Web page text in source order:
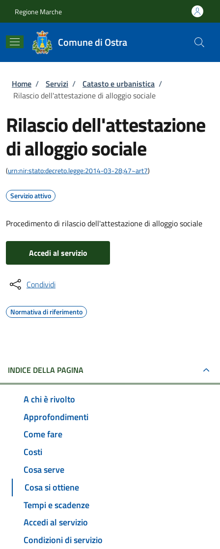
Regione Marche
Comune di Ostra
Briciole di pane
Home / Servizi / Catasto e urbanistica /
Rilascio dell'attestazione di alloggio sociale
Rilascio dell'attestazione
di alloggio sociale
(urn:nir:stato:decreto.legge:2014-03-28;47~art7)
Servizio attivo
Procedimento di rilascio dell'attestazione di alloggio sociale
Accedi al servizio
Condividi
Normativa di riferimento
INDICE DELLA PAGINA
A chi è rivolto
Approfondimenti
Come fare
Costi
Cosa serve
Cosa si ottiene
Tempi e scadenze
Accedi al servizio
Condizioni di servizio